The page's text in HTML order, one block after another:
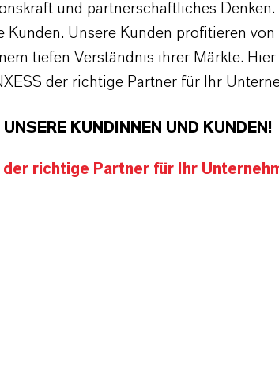
und partnerschaftliches
Kunden. Unsere Kunden profitieren
tiefen Verständnis ihrer Märkte.
der richtige Partner für Ihr
KUNDINNEN UND KUNDEN!
der richtige Partner für Ihr